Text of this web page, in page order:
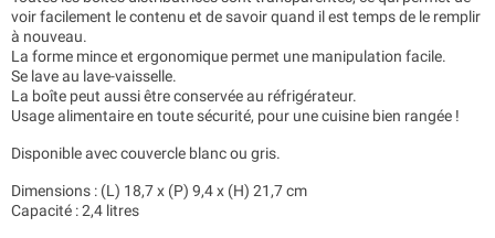
voir facilement le contenu et de savoir quand il est temps de le remplir
à nouveau.
La forme mince et ergonomique permet une manipulation facile.
Se lave au lave-vaisselle.
La boîte peut aussi être conservée au réfrigérateur.
Usage alimentaire en toute sécurité, pour une cuisine bien rangée !
Disponible avec couvercle blanc ou gris.
Dimensions : (L) 18,7 x (P) 9,4 x (H) 21,7 cm
Capacité : 2,4 litres